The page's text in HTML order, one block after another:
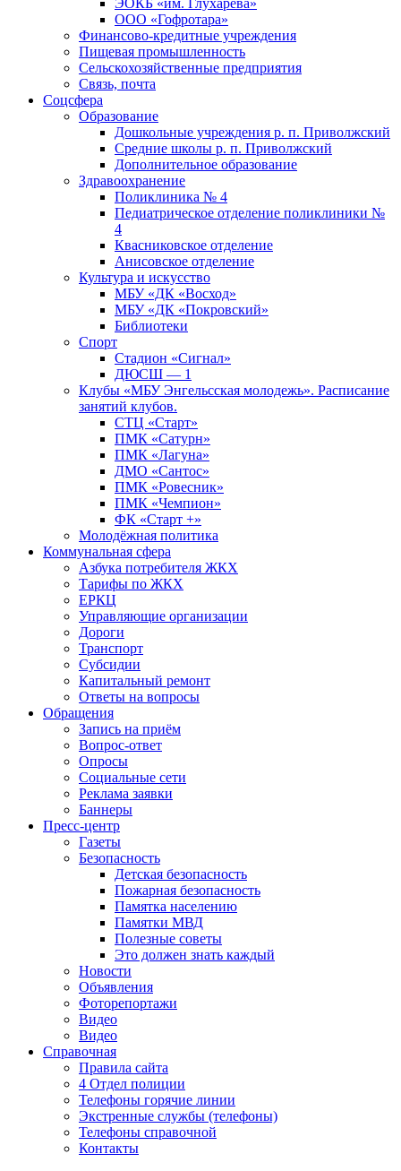
ЭОКБ «им. Глухарева»
ООО «Гофротара»
Финансово-кредитные учреждения
Пищевая промышленность
Сельскохозяйственные предприятия
Связь, почта
Соцсфера
Образование
Дошкольные учреждения р. п. Приволжский
Средние школы р. п. Приволжский
Дополнительное образование
Здравоохранение
Поликлиника № 4
Педиатрическое отделение поликлиники №
4
Квасниковское отделение
Анисовское отделение
Культура и искусство
МБУ «ДК «Восход»
МБУ «ДК «Покровский»
Библиотеки
Спорт
Стадион «Сигнал»
ДЮСШ — 1
Клубы «МБУ Энгельсская молодежь». Расписание
занятий клубов.
СТЦ «Старт»
ПМК «Сатурн»
ПМК «Лагуна»
ДМО «Сантос»
ПМК «Ровесник»
ПМК «Чемпион»
ФК «Старт +»
Молодёжная политика
Коммунальная сфера
Азбука потребителя ЖКХ
Тарифы по ЖКХ
ЕРКЦ
Управляющие организации
Дороги
Транспорт
Субсидии
Капитальный ремонт
Ответы на вопросы
Обращения
Запись на приём
Вопрос-ответ
Опросы
Социальные сети
Реклама заявки
Баннеры
Пресс-центр
Газеты
Безопасность
Детская безопасность
Пожарная безопасность
Памятка населению
Памятки МВД
Полезные советы
Это должен знать каждый
Новости
Объявления
Фоторепортажи
Видео
Видео
Справочная
Правила сайта
4 Отдел полиции
Телефоны горячие линии
Экстренные службы (телефоны)
Телефоны справочной
Контакты